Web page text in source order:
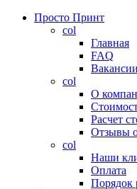
Просто Принт
col
Главная
FAQ
Вакансии
col
О
Расчет
Отзывы
col
Наши
Оплата
Порядок